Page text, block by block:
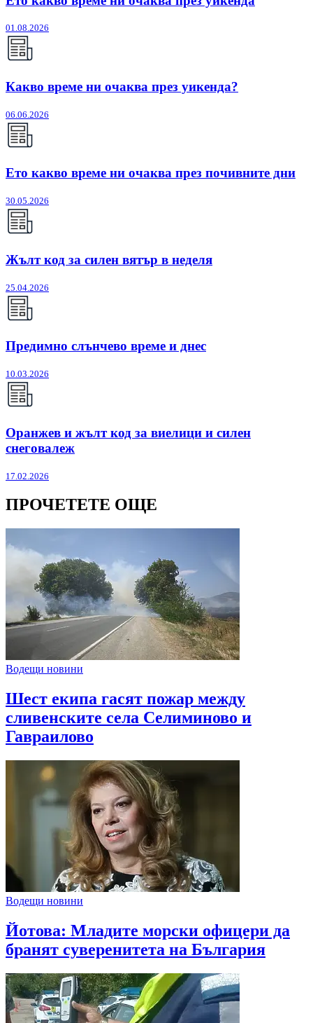
01.08.2026
Какво време ни очаква през уикенда?
06.06.2026
Ето какво време ни очаква през почивните дни
30.05.2026
Жълт код за силен вятър в неделя
25.04.2026
Предимно слънчево време и днес
10.03.2026
Оранжев и жълт код за виелици и силен
снеговалеж
17.02.2026
ПРОЧЕТЕТЕ ОЩЕ
Водещи новини
Шест екипа гасят пожар между
сливенските села Селиминово и
Гавраилово
Водещи новини
Йотова: Младите морски офицери да
бранят суверенитета на България